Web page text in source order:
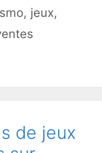
, jeux,
de jeux